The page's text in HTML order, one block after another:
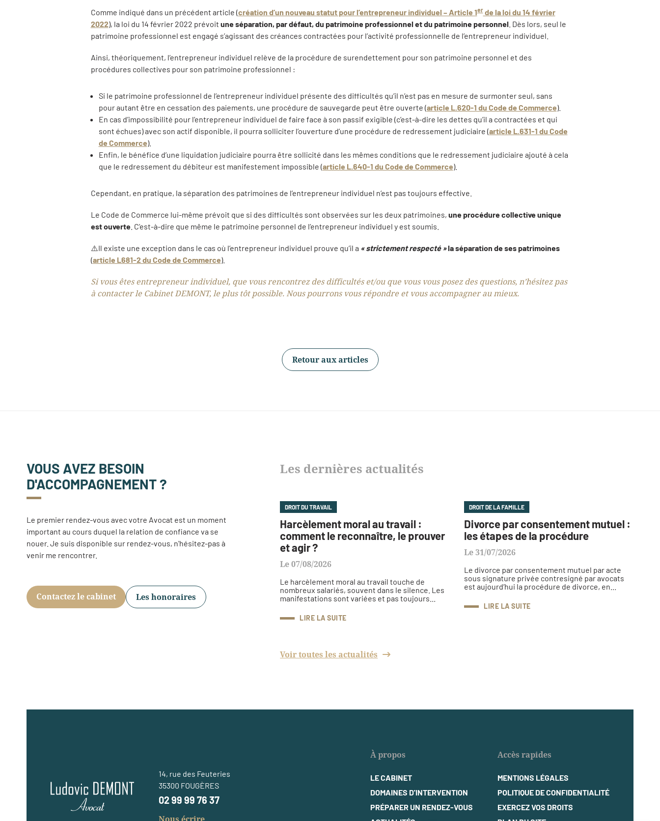
Comme indiqué dans un précédent article (création d’un nouveau statut pour l’entrepreneur individuel – Article 1erde la loi du 14 février
2022), la loi du 14 février 2022 prévoit une séparation, par défaut, du patrimoine professionnel et du patrimoine personnel . Dès lors, seul le
patrimoine professionnel est engagé s’agissant des créances contractées pour l’activité professionnelle de l’entrepreneur individuel.
Ainsi, théoriquement, l’entrepreneur individuel relève de la procédure de surendettement pour son patrimoine personnel et des
procédures collectives pour son patrimoine professionnel :
Si le patrimoine professionnel de l’entrepreneur individuel présente des difficultés qu’il n’est pas en mesure de surmonter seul, sans
pour autant être en cessation des paiements, une procédure de sauvegarde peut être ouverte (article L.620-1 du Code de Commerce).
En cas d’impossibilité pour l’entrepreneur individuel de faire face à son passif exigible (c’est-à-dire les dettes qu’il a contractées et qui
sont échues) avec son actif disponible, il pourra solliciter l’ouverture d’une procédure de redressement judiciaire (article L.631-1 du Code
de Commerce).
Enfin, le bénéfice d’une liquidation judiciaire pourra être sollicité dans les mêmes conditions que le redressement judiciaire ajouté à cela
que le redressement du débiteur est manifestement impossible (article L.640-1 du Code de Commerce).
Cependant, en pratique, la séparation des patrimoines de l’entrepreneur individuel n’est pas toujours effective.
Le Code de Commerce lui-même prévoit que si des difficultés sont observées sur les deux patrimoines, une procédure collective unique
est ouverte. C’est-à-dire que même le patrimoine personnel de l’entrepreneur individuel y est soumis.
⚠️Il existe une exception dans le cas où l’entrepreneur individuel prouve qu’il a « strictement respecté »la séparation de ses patrimoines
(article L681-2 du Code de Commerce).
Si vous êtes entrepreneur individuel, que vous rencontrez des difficultés et/ou que vous vous posez des questions, n’hésitez pas
à contacter le Cabinet DEMONT, le plus tôt possible. Nous pourrons vous répondre et vous accompagner au mieux.
Retour aux articles
VOUS AVEZ BESOIN
D'ACCOMPAGNEMENT ?
Le premier rendez-vous avec votre Avocat est un moment
important au cours duquel la relation de confiance va se
nouer. Je suis disponible sur rendez-vous, n'hésitez-pas à
venir me rencontrer.
Contactez le cabinet Les honoraires
Les dernières actualités
DROIT DU TRAVAIL
Harcèlement moral au travail :
comment le reconnaître, le prouver
et agir ?
Le 07/08/2026
Le harcèlement moral au travail touche de
nombreux salariés, souvent dans le silence. Les
manifestations sont variées et pas toujours...
LIRE LA SUITE
DROIT DE LA FAMILLE
Divorce par consentement mutuel :
les étapes de la procédure
Le 31/07/2026
Le divorce par consentement mutuel par acte
sous signature privée contresigné par avocats
est aujourd’hui la procédure de divorce, en...
LIRE LA SUITE
Voir toutes les actualités
14, rue des Feuteries
35300 FOUGÈRES
02 99 99 76 37
À propos
LE CABINET
DOMAINES D'INTERVENTION
PRÉPARER UN RENDEZ-VOUS
Accès rapides
MENTIONS LÉGALES
POLITIQUE DE CONFIDENTIALITÉ
EXERCEZ VOS DROITS